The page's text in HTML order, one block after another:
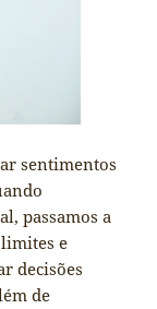
sentimentos
passamos a
e
decisões
de